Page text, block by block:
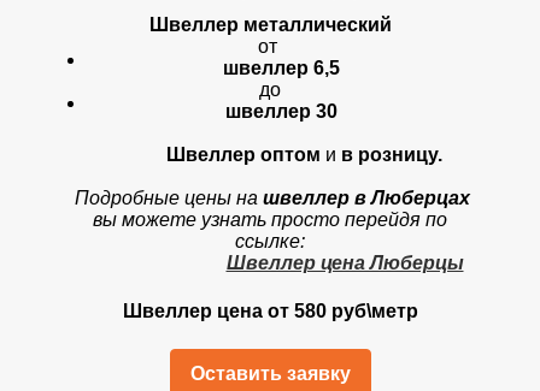
Швеллер металлический
от
швеллер 6,5
до
швеллер 30
Швеллер оптом и в розницу.
Подробные цены на швеллер в Люберцах
вы можете узнать просто перейдя по
ссылке:
Швеллер цена Люберцы
Швеллер цена от 580 руб\метр
Оставить заявку